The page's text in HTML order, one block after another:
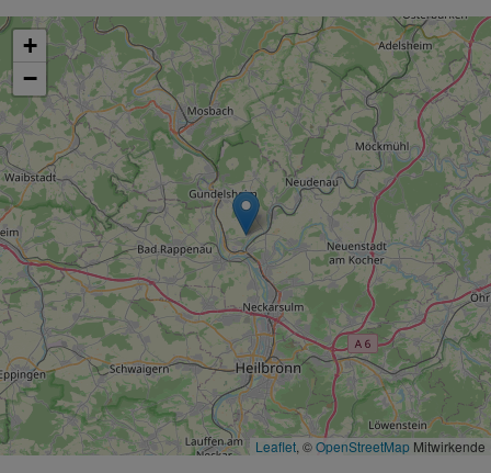
+
−
Leaflet, ©OpenStreetMap Mitwirkende